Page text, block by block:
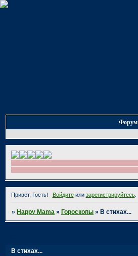
Форум
Привет, Гость! Войдитеили зарегистрируйтесь.
»Happy Mama »Гороскопы »В стихах...
В стихах...